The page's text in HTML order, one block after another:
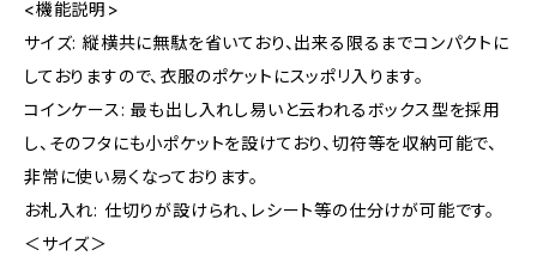
<機能説明>
サイズ: 縦横共に無駄を省いており、出来る限るまでコンパクトに
しておりますので、衣服のポケットにスッポリ入ります。
コインケース: 最も出し入れし易いと云われるボックス型を採用
し、そのフタにも小ポケットを設けており、切符等を収納可能で、
非常に使い易くなっております。
お札入れ: 仕切りが設けられ、レシート等の仕分けが可能です。
＜サイズ＞